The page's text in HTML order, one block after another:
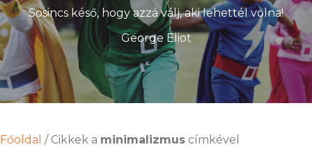
Sosincs késő, hogy azzá válj, aki lehettél volna!
George Eliot
Főoldal / Cikkek a minimalizmus címkével